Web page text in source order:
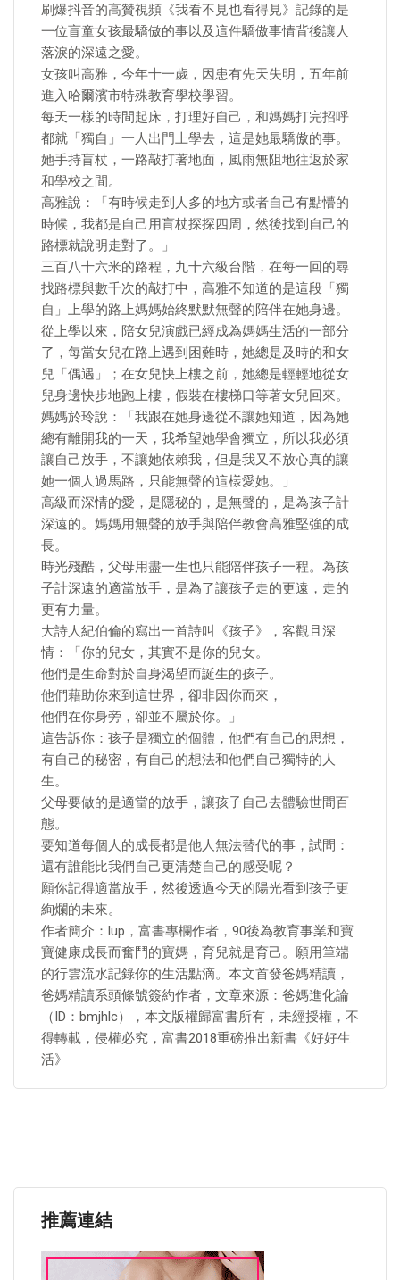
刷爆抖音的高贊視頻《我看不見也看得見》記錄的是
一位盲童女孩最驕傲的事以及這件驕傲事情背後讓人
落淚的深遠之愛。
女孩叫高雅，今年十一歲，因患有先天失明，五年前
進入哈爾濱市特殊教育學校學習。
每天一樣的時間起床，打理好自己，和媽媽打完招呼
都就「獨自」一人出門上學去，這是她最驕傲的事。
她手持盲杖，一路敲打著地面，風雨無阻地往返於家
和學校之間。
高雅說：「有時候走到人多的地方或者自己有點懵的
時候，我都是自己用盲杖探探四周，然後找到自己的
路標就說明走對了。」
三百八十六米的路程，九十六級台階，在每一回的尋
找路標與數千次的敲打中，高雅不知道的是這段「獨
自」上學的路上媽媽始終默默無聲的陪伴在她身邊。
從上學以來，陪女兒演戲已經成為媽媽生活的一部分
了，每當女兒在路上遇到困難時，她總是及時的和女
兒「偶遇」；在女兒快上樓之前，她總是輕輕地從女
兒身邊快步地跑上樓，假裝在樓梯口等著女兒回來。
媽媽於玲說：「我跟在她身邊從不讓她知道，因為她
總有離開我的一天，我希望她學會獨立，所以我必須
讓自己放手，不讓她依賴我，但是我又不放心真的讓
她一個人過馬路，只能無聲的這樣愛她。」
高級而深情的愛，是隱秘的，是無聲的，是為孩子計
深遠的。媽媽用無聲的放手與陪伴教會高雅堅強的成
長。
時光殘酷，父母用盡一生也只能陪伴孩子一程。為孩
子計深遠的適當放手，是為了讓孩子走的更遠，走的
更有力量。
大詩人紀伯倫的寫出一首詩叫《孩子》，客觀且深
情：「你的兒女，其實不是你的兒女。
他們是生命對於自身渴望而誕生的孩子。
他們藉助你來到這世界，卻非因你而來，
他們在你身旁，卻並不屬於你。」
這告訴你：孩子是獨立的個體，他們有自己的思想，
有自己的秘密，有自己的想法和他們自己獨特的人
生。
父母要做的是適當的放手，讓孩子自己去體驗世間百
態。
要知道每個人的成長都是他人無法替代的事，試問：
還有誰能比我們自己更清楚自己的感受呢？
願你記得適當放手，然後透過今天的陽光看到孩子更
絢爛的未來。
作者簡介：lup，富書專欄作者，90後為教育事業和寶
寶健康成長而奮鬥的寶媽，育兒就是育己。願用筆端
的行雲流水記錄你的生活點滴。本文首發爸媽精讀，
爸媽精讀系頭條號簽約作者，文章來源：爸媽進化論
（ID：bmjhlc），本文版權歸富書所有，未經授權，不
得轉載，侵權必究，富書2018重磅推出新書《好好生
活》
推薦連結